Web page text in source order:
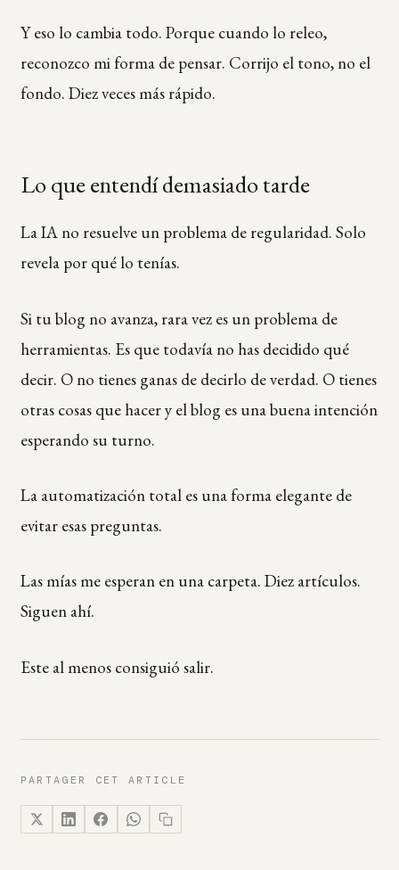
Y eso lo cambia todo. Porque cuando lo releo,
reconozco mi forma de pensar. Corrijo el tono, no el
fondo. Diez veces más rápido.
Lo que entendí demasiado tarde
La IA no resuelve un problema de regularidad. Solo
revela por qué lo tenías.
Si tu blog no avanza, rara vez es un problema de
herramientas. Es que todavía no has decidido qué
decir. O no tienes ganas de decirlo de verdad. O tienes
otras cosas que hacer y el blog es una buena intención
esperando su turno.
La automatización total es una forma elegante de
evitar esas preguntas.
Las mías me esperan en una carpeta. Diez artículos.
Siguen ahí.
Este al menos consiguió salir.
PARTAGER CET ARTICLE